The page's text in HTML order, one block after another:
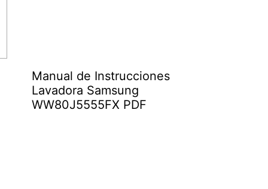
Manual de Instrucciones
Lavadora Samsung
WW80J5555FX PDF